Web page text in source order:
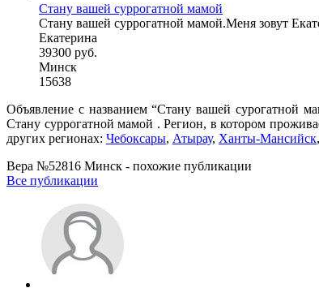
Стану вашей суррогатной мамой
Стану вашей суррогатной мамой.Меня зовут
Екатерина
39300 руб.
Минск
15638
Объявление с названием “Стану вашей сурогатной
Cтану суррогатной мамой . Регион, в котором
других регионах: Чебоксары, Атырау, Ханты-Мансийск,
Вера №52816 Минск - похожие публикации
Все публикации